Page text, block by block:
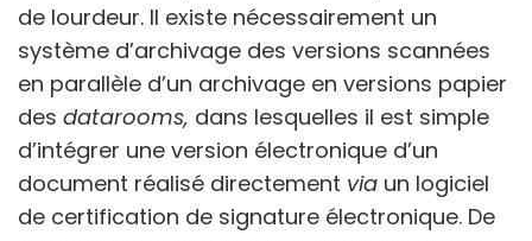
de lourdeur. Il existe nécessairement un
système d’archivage des versions scannées
en parallèle d’un archivage en versions papier
des datarooms, dans lesquelles il est simple
d’intégrer une version électronique d’un
document réalisé directement via un logiciel
de certification de signature électronique. De